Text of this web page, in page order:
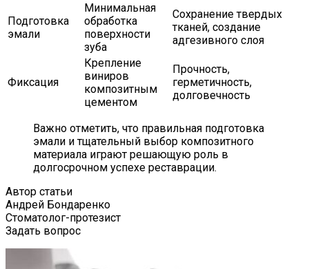
Подготовка
эмали
Минимальная
обработка
поверхности
зуба
Сохранение твердых
тканей, создание
адгезивного слоя
Фиксация
Крепление
виниров
композитным
цементом
Прочность,
герметичность,
долговечность
Важно отметить, что правильная подготовка
эмали и тщательный выбор композитного
материала играют решающую роль в
долгосрочном успехе реставрации.
Автор статьи
Андрей Бондаренко
Стоматолог-протезист
Задать вопрос